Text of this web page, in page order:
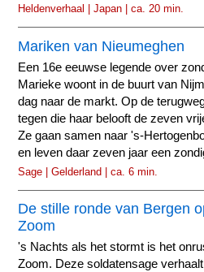
Heldenverhaal | Japan | ca. 20 min.
Mariken van Nieumeghen
Een 16e eeuwse legende over
Marieke woont in de buurt van
dag naar de markt. Op de
tegen die haar belooft de zeven
Ze gaan samen naar 's-
en leven daar zeven jaar een
Sage | Gelderland | ca. 6 min.
De stille ronde van Bergen
Zoom
's Nachts als het stormt is het
Zoom. Deze soldatensage